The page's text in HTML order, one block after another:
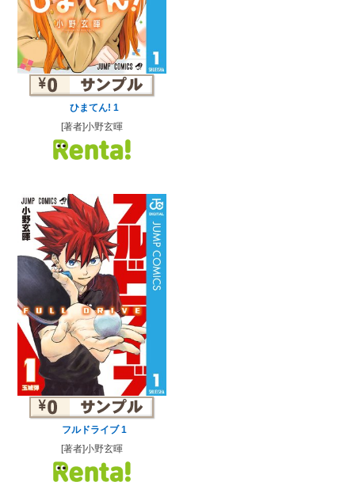
ひまてん! 1
[著者]小野玄暉
フルドライブ 1
[著者]小野玄暉